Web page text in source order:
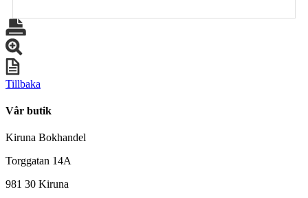
Tillbaka
Vår butik
Kiruna Bokhandel
Torggatan 14A
981 30 Kiruna